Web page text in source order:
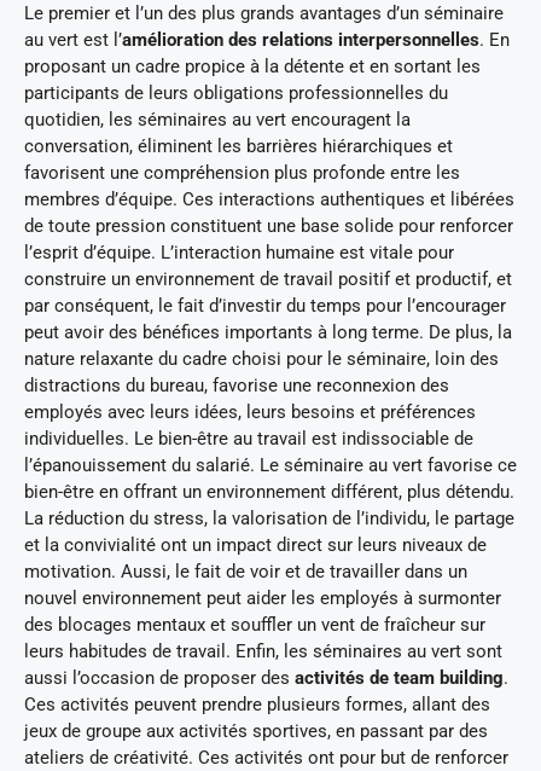
Le premier et l’un des plus grands avantages d’un séminaire
au vert est l’amélioration des relations interpersonnelles. En
proposant un cadre propice à la détente et en sortant les
participants de leurs obligations professionnelles du
quotidien, les séminaires au vert encouragent la
conversation, éliminent les barrières hiérarchiques et
favorisent une compréhension plus profonde entre les
membres d’équipe. Ces interactions authentiques et libérées
de toute pression constituent une base solide pour renforcer
l’esprit d’équipe. L’interaction humaine est vitale pour
construire un environnement de travail positif et productif, et
par conséquent, le fait d’investir du temps pour l’encourager
peut avoir des bénéfices importants à long terme. De plus, la
nature relaxante du cadre choisi pour le séminaire, loin des
distractions du bureau, favorise une reconnexion des
employés avec leurs idées, leurs besoins et préférences
individuelles. Le bien-être au travail est indissociable de
l’épanouissement du salarié. Le séminaire au vert favorise ce
bien-être en offrant un environnement différent, plus détendu.
La réduction du stress, la valorisation de l’individu, le partage
et la convivialité ont un impact direct sur leurs niveaux de
motivation. Aussi, le fait de voir et de travailler dans un
nouvel environnement peut aider les employés à surmonter
des blocages mentaux et souffler un vent de fraîcheur sur
leurs habitudes de travail. Enfin, les séminaires au vert sont
aussi l’occasion de proposer des activités de team building.
Ces activités peuvent prendre plusieurs formes, allant des
jeux de groupe aux activités sportives, en passant par des
ateliers de créativité. Ces activités ont pour but de renforcer